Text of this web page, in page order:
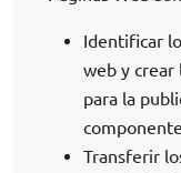
Identificar
web y crear
para la
Transferir